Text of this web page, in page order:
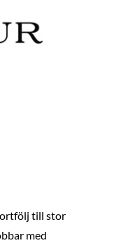
till stor
med